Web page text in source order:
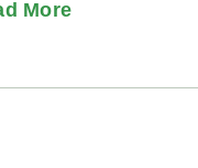
More